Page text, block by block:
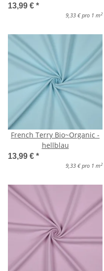
13,99 € *
9,33 € pro 1 m 2
French Terry Bio~Organic -
hellblau
13,99 € *
9,33 € pro 1 m 2